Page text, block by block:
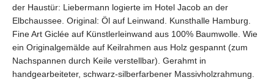
der Haustür: Liebermann logierte im Hotel Jacob an der
Elbchaussee. Original: Öl auf Leinwand. Kunsthalle Hamburg.
Fine Art Giclée auf Künstlerleinwand aus 100% Baumwolle. Wie
ein Originalgemälde auf Keilrahmen aus Holz gespannt (zum
Nachspannen durch Keile verstellbar). Gerahmt in
handgearbeiteter, schwarz-silberfarbener Massivholzrahmung.